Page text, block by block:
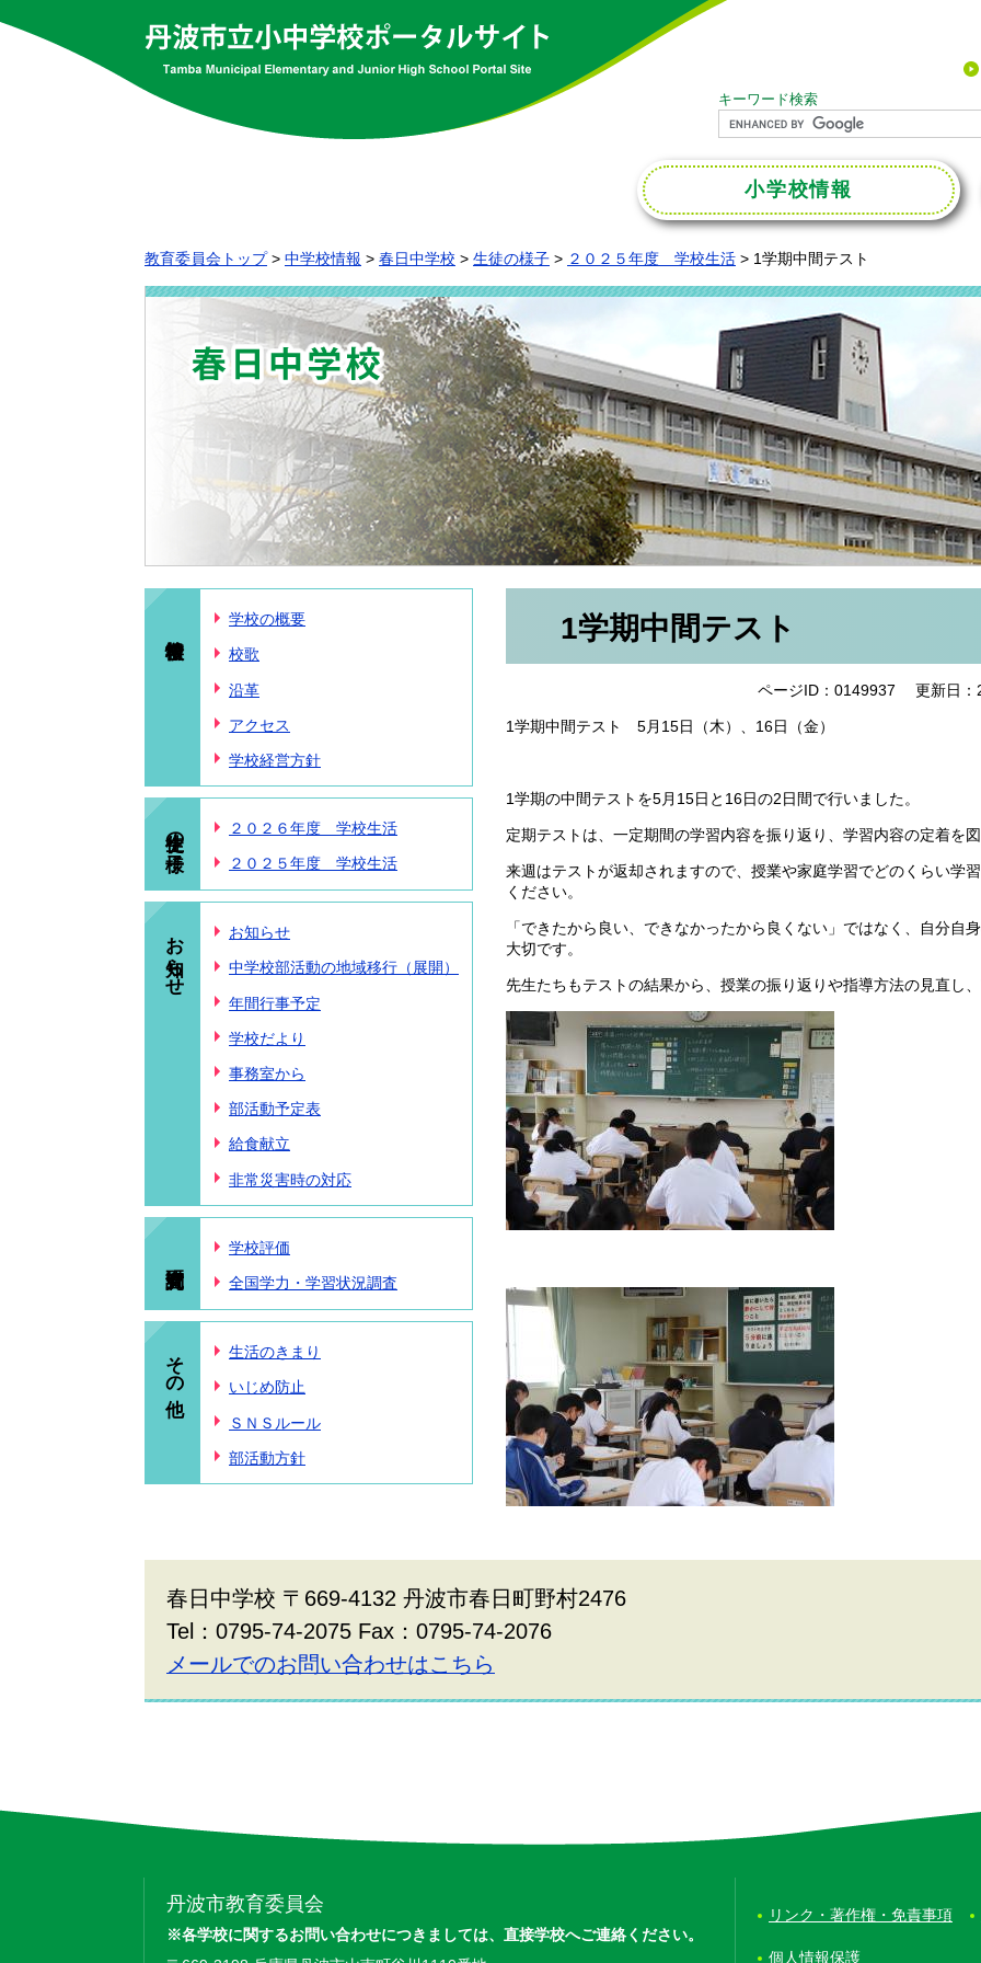
キーワード検索
小学校情報
教育委員会トップ > 中学校情報 > 春日中学校 > 生徒の様子 > ２０２５年度 学校生活 > 1学期中間テスト
学校の概要
校歌
沿革
アクセス
学校経営方針
生徒の様子 ２０２６年度 学校生活
２０２５年度 学校生活
お知らせ お知らせ
中学校部活動の地域移行（展開）
年間行事予定
学校だより
事務室から
部活動予定表
給食献立
非常災害時の対応
学校評価
全国学力・学習状況調査
その他 生活のきまり
いじめ防止
ＳＮＳルール
部活動方針
1学期中間テスト
ページID：0149937 更新日
1学期中間テスト 5月15日（木）、16日（金）
1学期の中間テストを5月15日と16日の2日間で行いました。
定期テストは、一定期間の学習内容を振り返り、学習内容の定着を図
来週はテストが返却されますので、授業や家庭学習でどのくらい学
ください。
「できたから良い、できなかったから良くない」ではなく、自分自
大切です。
先生たちもテストの結果から、授業の振り返りや指導方法の見直し、
春日中学校 〒669-4132 丹波市春日町野村2476
Tel：0795-74-2075 Fax：0795-74-2076
メールでのお問い合わせはこちら
丹波市教育委員会
※各学校に関するお問い合わせにつきましては、 直接学校へご連絡ください。
リンク・著作権・免責事項
個人情報保護